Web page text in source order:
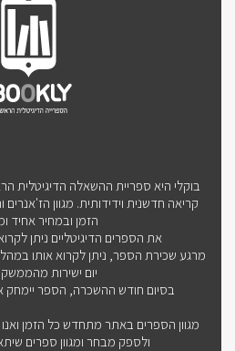
בוקלי היא ספריית ההשאלה הדיגיטלית
קריאה חדשנית וידידותית. מגוון
הזמן ובמחיר אחיד
את הספרים הדיגיטליים ניתן
יום ישירות
בסיום חודש ההשכרה, הספר יימחק
מגוון הספרים באתר מתחדש כל הזמן
ולספק מבחר ומגוון ספרים